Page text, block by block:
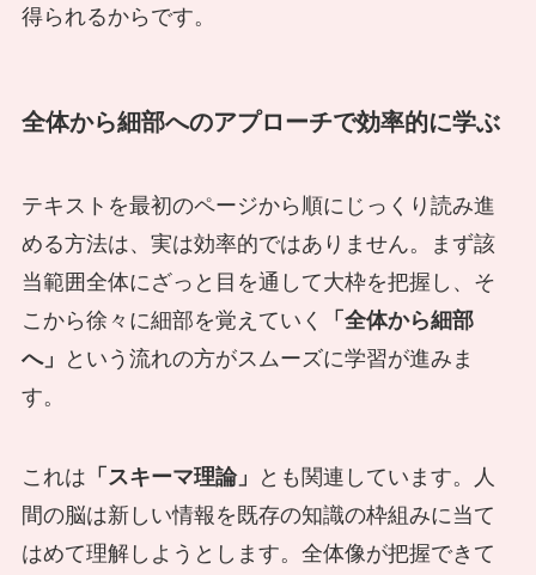
得られるからです。
全体から細部へのアプローチで効率的に学ぶ
テキストを最初のページから順にじっくり読み進
める方法は、実は効率的ではありません。まず該
当範囲全体にざっと目を通して大枠を把握し、そ
こから徐々に細部を覚えていく
「全体から細部
へ」
という流れの方がスムーズに学習が進みま
す。
これは 「スキーマ理論」
とも関連しています。人
間の脳は新しい情報を既存の知識の枠組みに当て
はめて理解しようとします。全体像が把握できて